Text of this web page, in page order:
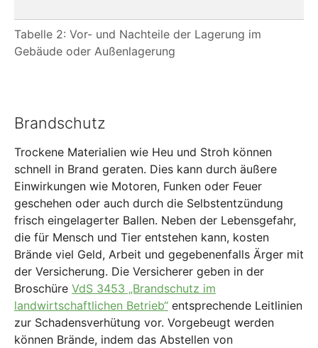
Tabelle 2: Vor- und Nachteile der Lagerung im
Gebäude oder Außenlagerung
Brandschutz
Trockene Materialien wie Heu und Stroh können
schnell in Brand geraten. Dies kann durch äußere
Einwirkungen wie Motoren, Funken oder Feuer
geschehen oder auch durch die Selbstentzündung
frisch eingelagerter Ballen. Neben der Lebensgefahr,
die für Mensch und Tier entstehen kann, kosten
Brände viel Geld, Arbeit und gegebenenfalls Ärger mit
der Versicherung. Die Versicherer geben in der
Broschüre VdS 3453 „Brandschutz im
landwirtschaftlichen Betrieb“ entsprechende Leitlinien
zur Schadensverhütung vor. Vorgebeugt werden
können Brände, indem das Abstellen von